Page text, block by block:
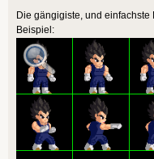
Die gängigiste, und
Beispiel: